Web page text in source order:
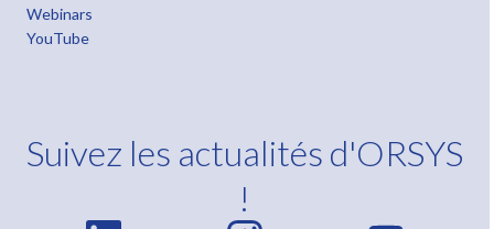
Webinars
YouTube
Suivez les actualités d'ORSYS
!